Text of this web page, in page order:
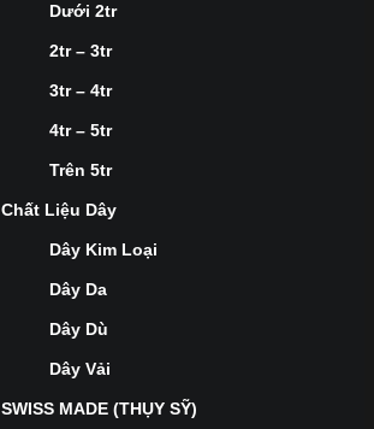
Dưới 2tr
2tr – 3tr
3tr – 4tr
4tr – 5tr
Trên 5tr
Chất Liệu Dây
Dây Kim Loại
Dây Da
Dây Dù
Dây Vải
SWISS MADE (THỤY SỸ)